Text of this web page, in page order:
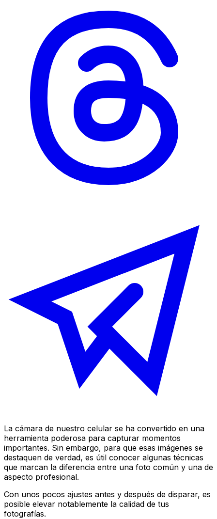
La cámara de nuestro celular se ha convertido en una
herramienta poderosa para capturar momentos
importantes. Sin embargo, para que esas imágenes se
destaquen de verdad, es útil conocer algunas técnicas
que marcan la diferencia entre una foto común y una de
aspecto profesional.
Con unos pocos ajustes antes y después de disparar, es
posible elevar notablemente la calidad de tus
fotografías.